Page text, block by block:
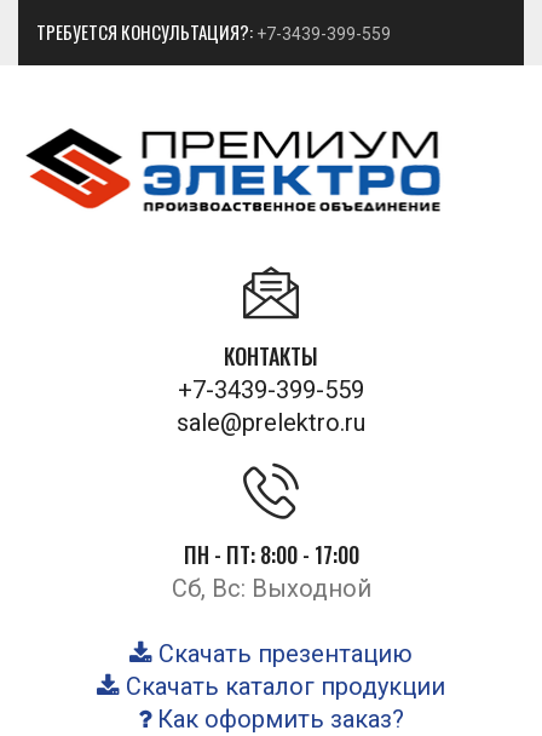
ТРЕБУЕТСЯ КОНСУЛЬТАЦИЯ?: +7-3439-399-559
КОНТАКТЫ
+7-3439-399-559
sale@prelektro.ru
ПН - ПТ: 8:00 - 17:00
Сб, Вс: Выходной
Скачать презентацию
Скачать каталог продукции
Как оформить заказ?